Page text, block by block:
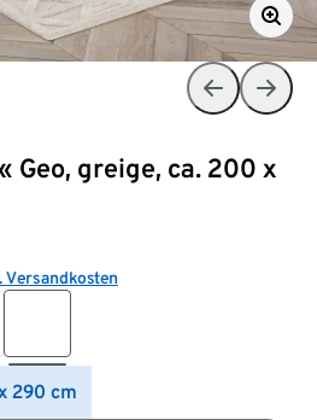
Geo, greige, ca. 200 x
Versandkosten
290 cm